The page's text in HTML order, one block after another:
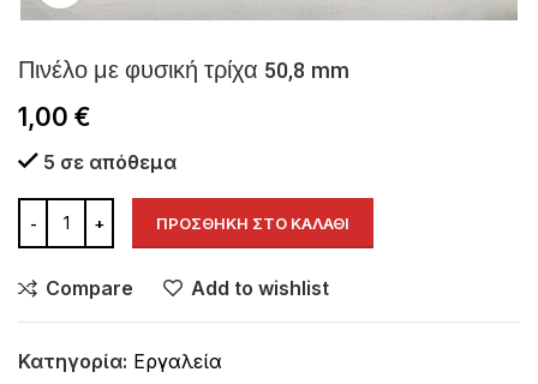
Πινέλο με φυσική τρίχα 50,8 mm
1,00 €
5 σε απόθεμα
ΠΡΟΣΘΉΚΗ ΣΤΟ ΚΑΛΆΘΙ
Compare Add to wishlist
Κατηγορία: Εργαλεία